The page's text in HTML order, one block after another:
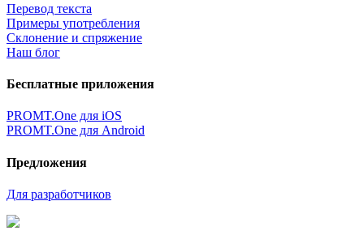
Перевод текста
Примеры употребления
Склонение и спряжение
Наш блог
Бесплатные приложения
PROMT.One для iOS
PROMT.One для Android
Предложения
Для разработчиков